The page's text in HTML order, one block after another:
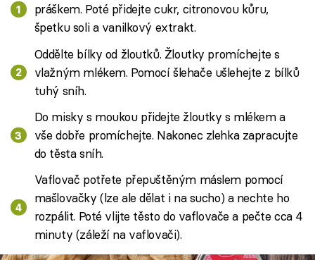
práškem. Poté přidejte cukr, citronovou kůru,
špetku soli a vanilkový extrakt.
Oddělte bílky od žloutků. Žloutky promíchejte s
vlažným mlékem. Pomocí šlehače ušlehejte z bílků
tuhý sníh.
Do misky s moukou přidejte žloutky s mlékem a
vše dobře promíchejte. Nakonec zlehka zapracujte
do těsta sníh.
Vaflovač potřete přepuštěným máslem pomocí
mašlovačky (lze ale dělat i na sucho) a nechte ho
rozpálit. Poté vlijte těsto do vaflovače a pečte cca 4
minuty (záleží na vaflovači).